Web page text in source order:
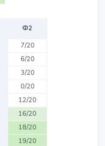
Ф2
7/20
6/20
3/20
0/20
12/20
16/20
18/20
19/20